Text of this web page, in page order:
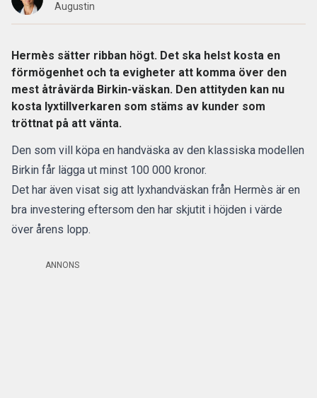
Augustin
Hermès sätter ribban högt. Det ska helst kosta en
förmögenhet och ta evigheter att komma över den
mest åtråvärda Birkin-väskan. Den attityden kan nu
kosta lyxtillverkaren som stäms av kunder som
tröttnat på att vänta.
Den som vill köpa en handväska av den klassiska modellen
Birkin får lägga ut minst 100 000 kronor.
Det har även visat sig att lyxhandväskan från Hermès är en
bra investering eftersom den har skjutit i höjden i värde
över årens lopp.
ANNONS